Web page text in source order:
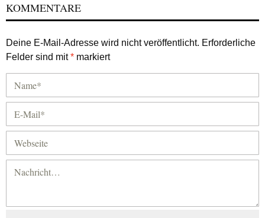
KOMMENTARE
Deine E-Mail-Adresse wird nicht veröffentlicht. Erforderliche
Felder sind mit* markiert